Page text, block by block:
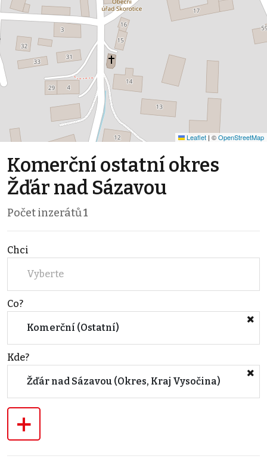
Leaflet | ©OpenStreetMap
Komerční ostatní okres
Žďár nad Sázavou
Počet inzerátů1
Chci
Vyberte
Co?
Komerční (Ostatní)
Kde?
Žďár nad Sázavou (Okres, Kraj Vysočina)
+